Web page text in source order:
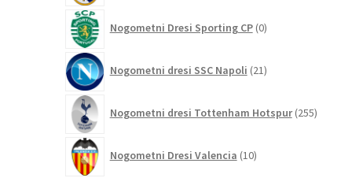
Nogometni Dresi Sporting CP 0izdelkov
Nogometni dresi SSC Napoli 21izdelkov
Nogometni dresi Tottenham Hotspur 255
Nogometni Dresi Valencia 10izdelkov